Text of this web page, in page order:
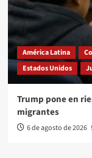
América Latina
Estados Unidos
Trump pone en
migrantes
6 de agosto de 2026